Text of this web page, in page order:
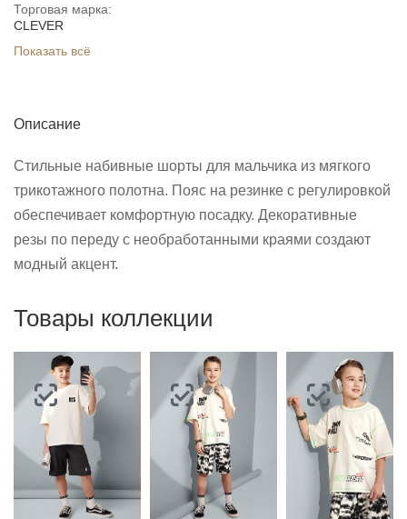
Торговая марка:
CLEVER
Показать всё
Описание
Стильные набивные шорты для мальчика из мягкого
трикотажного полотна. Пояс на резинке с регулировкой
обеспечивает комфортную посадку. Декоративные
резы по переду с необработанными краями создают
модный акцент.
Товары коллекции